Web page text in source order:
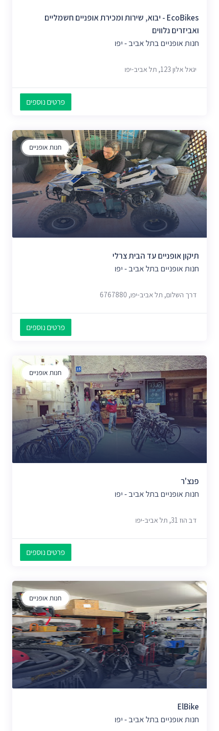
EcoBikes - יבוא, שירות ומכירת אופניים חשמליים
ואביזרים נלווים
חנות אופניים בתל אביב - יפו
יגאל אלון 123, תל אביב-יפו
פרטים נוספים
חנות אופניים
תיקון אופניים עד הבית צרלי
חנות אופניים בתל אביב - יפו
דרך השלום, תל אביב-יפו, 6767880
פרטים נוספים
חנות אופניים
פנצ'ר
חנות אופניים בתל אביב - יפו
דב הוז 31, תל אביב-יפו
פרטים נוספים
חנות אופניים
ElBike
חנות אופניים בתל אביב - יפו